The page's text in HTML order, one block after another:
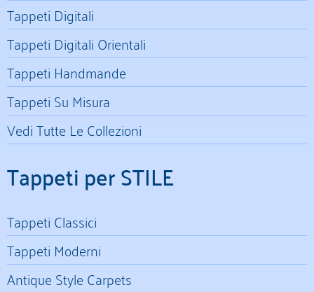
Tappeti Digitali
Tappeti Digitali Orientali
Tappeti Handmande
Tappeti Su Misura
Vedi Tutte Le Collezioni
Tappeti per STILE
Tappeti Classici
Tappeti Moderni
Antique Style Carpets